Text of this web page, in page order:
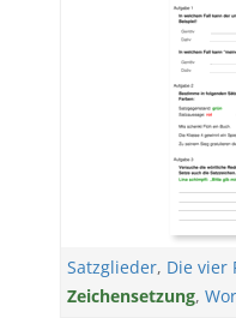
Satzglieder, Die vier
Zeichensetzung,